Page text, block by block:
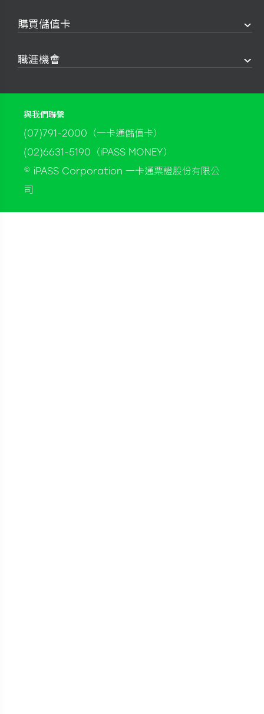
購買儲值卡
職涯機會
與我們聯繫
(07)791-2000（一卡通儲值卡）
(02)6631-5190（iPASS MONEY）
© iPASS Corporation 一卡通票證股份有限公
司